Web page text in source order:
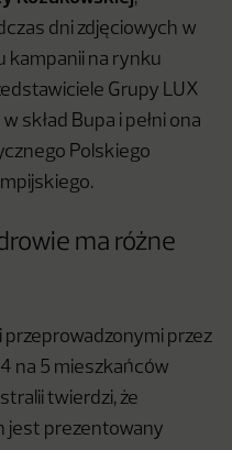
dni zdjęciowych w
kampanii na rynku
Grupy LUX
skład Bupa i pełni ona
Polskiego
ma różne
przeprowadzonymi przez
na 5 mieszkańców
twierdzi, że
jest prezentowany